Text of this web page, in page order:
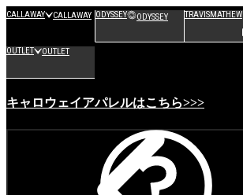
CALLAWAY CALLAWAY ODYSSEY ODYSSEY TRAVISMATHEW
OUTLET OUTLET
キャロウェイアパレルはこちら>>>